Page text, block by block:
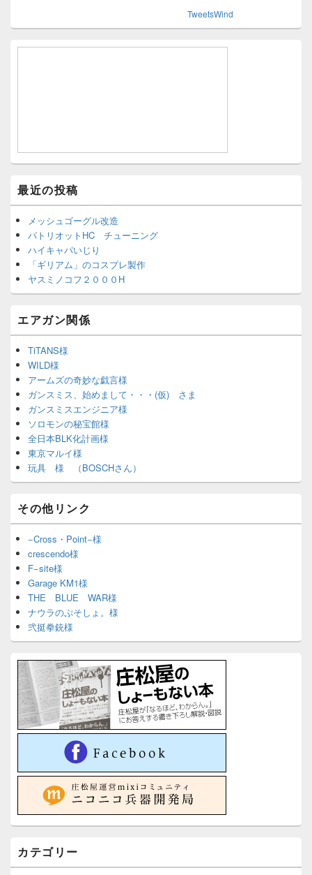
TweetsWind
最近の投稿
メッシュゴーグル改造
パトリオットHC チューニング
ハイキャパいじり
「ギリアム」のコスプレ製作
ヤスミノコフ２０００H
エアガン関係
TiTANS様
WILD様
アームズの奇妙な戯言様
ガンスミス、始めまして・・・(仮) さま
ガンスミスエンジニア様
ソロモンの秘宝館様
全日本BLK化計画様
東京マルイ様
玩具 様 （BOSCHさん）
その他リンク
−Cross・Point−様
crescendo様
F−site様
Garage KM1様
THE BLUE WAR様
ナウラのぷそしょ。様
弐挺拳銃様
カテゴリー